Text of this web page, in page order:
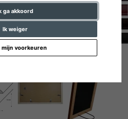
ga akkoord
Ik weiger
mijn voorkeuren